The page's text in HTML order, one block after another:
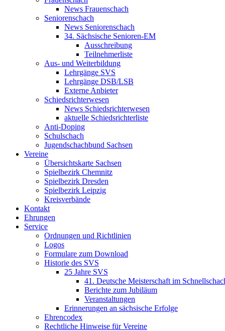
News Frauenschach
Seniorenschach
News Seniorenschach
34. Sächsische Senioren-EM
Ausschreibung
Teilnehmerliste
Aus- und Weiterbildung
Lehrgänge SVS
Lehrgänge DSB/LSB
Externe Anbieter
Schiedsrichterwesen
News Schiedsrichterwesen
aktuelle Schiedsrichterliste
Anti-Doping
Schulschach
Jugendschachbund Sachsen
Vereine
Übersichtskarte Sachsen
Spielbezirk Chemnitz
Spielbezirk Dresden
Spielbezirk Leipzig
Kreisverbände
Kontakt
Ehrungen
Service
Ordnungen und Richtlinien
Logos
Formulare zum Download
Historie des SVS
25 Jahre SVS
41. Deutsche Meisterschaft im
Berichte zum Jubiläum
Veranstaltungen
Erinnerungen an sächsische Erfolge
Ehrencodex
Rechtliche Hinweise für Vereine